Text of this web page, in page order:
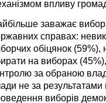
впливу
заважає
справах:
обіцянок (59%),
на виборах (45%),
за обраною
не за результатами
виборів